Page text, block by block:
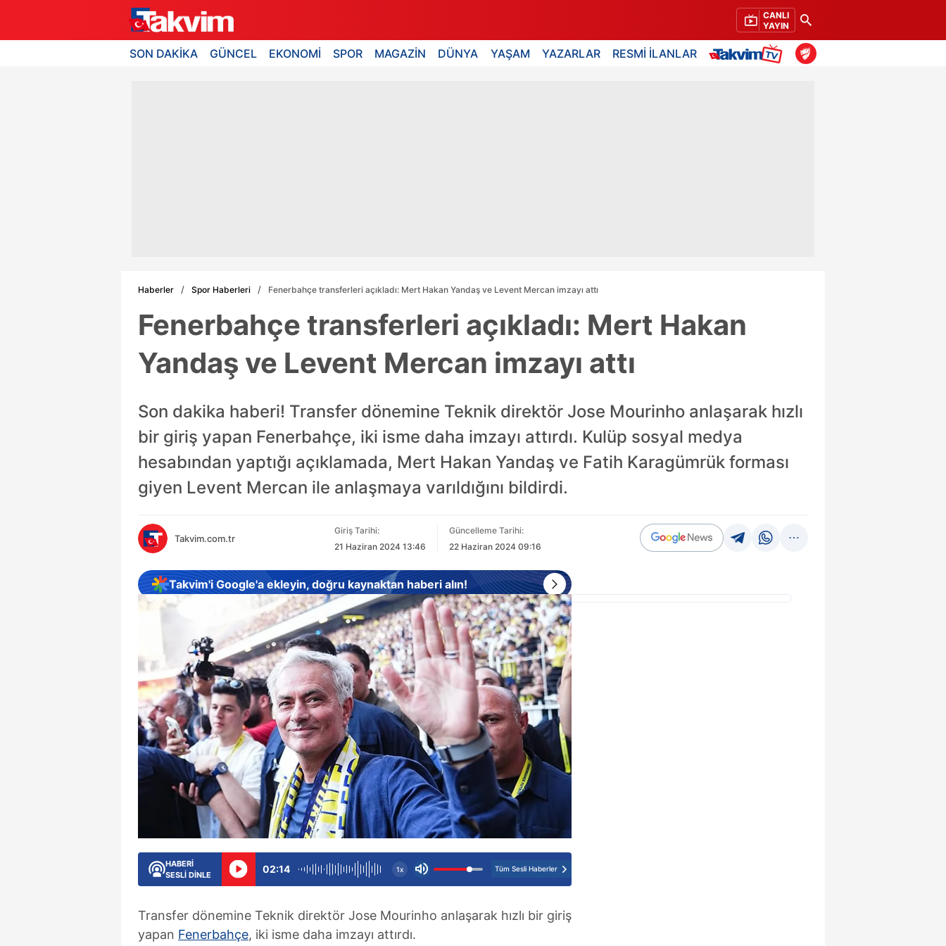
CANLI
YAYIN
SON DAKİKA GÜNCEL EKONOMİ SPOR MAGAZİN DÜNYA YAŞAM YAZARLAR RESMİ İLANLAR
Haberler Spor Haberleri Fenerbahçe transferleri açıkladı: Mert Hakan Yandaş ve Levent Mercan imzayı attı
Fenerbahçe transferleri açıkladı: Mert Hakan
Yandaş ve Levent Mercan imzayı attı
Son dakika haberi! Transfer dönemine Teknik direktör Jose Mourinho anlaşarak hızlı
bir giriş yapan Fenerbahçe, iki isme daha imzayı attırdı. Kulüp sosyal medya
hesabından yaptığı açıklamada, Mert Hakan Yandaş ve Fatih Karagümrük forması
giyen Levent Mercan ile anlaşmaya varıldığını bildirdi.
Takvim.com.tr
Giriş Tarihi:
21 Haziran 2024 13:46
Güncelleme Tarihi:
22 Haziran 2024 09:16
Takvim'i Google'a ekleyin, doğru kaynaktan haberi alın!
HABERİ
SESLİ DİNLE
02:14 1x Tüm Sesli Haberler
Transfer dönemine Teknik direktör Jose Mourinho anlaşarak hızlı bir giriş
yapan Fenerbahçe, iki isme daha imzayı attırdı.